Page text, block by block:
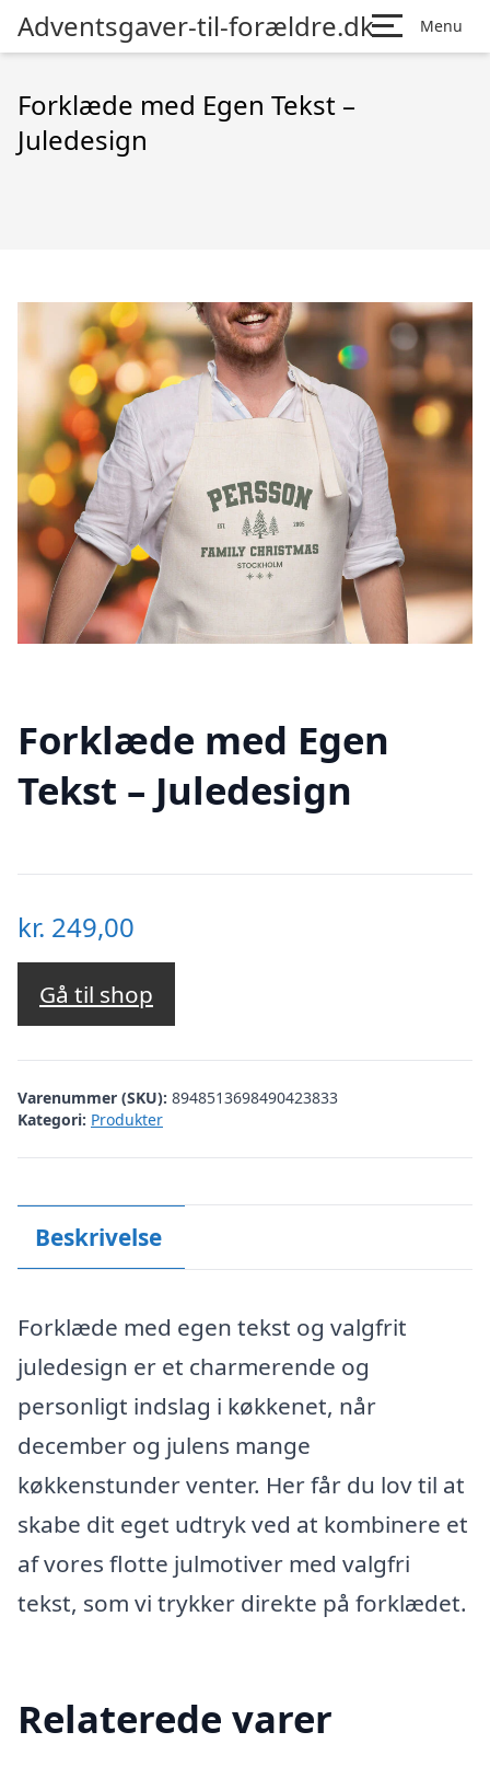
Adventsgaver-til-forældre.dk Menu
Forklæde med Egen Tekst –
Juledesign
Forklæde med Egen
Tekst – Juledesign
kr. 249,00
Gå til shop
Varenummer (SKU): 8948513698490423833
Kategori: Produkter
Beskrivelse
Forklæde med egen tekst og valgfrit
juledesign er et charmerende og
personligt indslag i køkkenet, når
december og julens mange
køkkenstunder venter. Her får du lov til at
skabe dit eget udtryk ved at kombinere et
af vores flotte julmotiver med valgfri
tekst, som vi trykker direkte på forklædet.
Relaterede varer